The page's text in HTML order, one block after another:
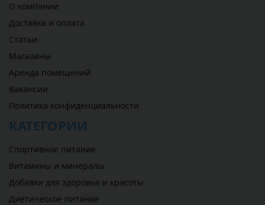
О компании
Доставка и оплата
Статьи
Магазины
Аренда помещений
Вакансии
Политика конфиденциальности
КАТЕГОРИИ
Спортивное питание
Витамины и минералы
Добавки для здоровья и красоты
Диетическое питание